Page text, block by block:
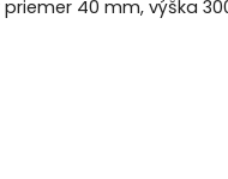
40 mm, výška